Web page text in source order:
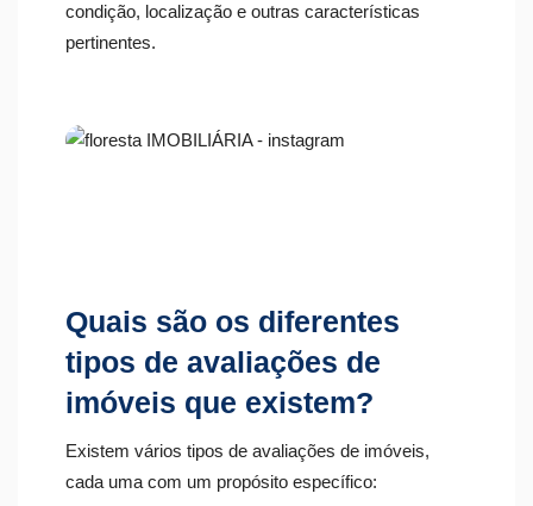
condição, localização e outras características
pertinentes.
Quais são os diferentes
tipos de avaliações de
imóveis que existem?
Existem vários tipos de avaliações de imóveis,
cada uma com um propósito específico: